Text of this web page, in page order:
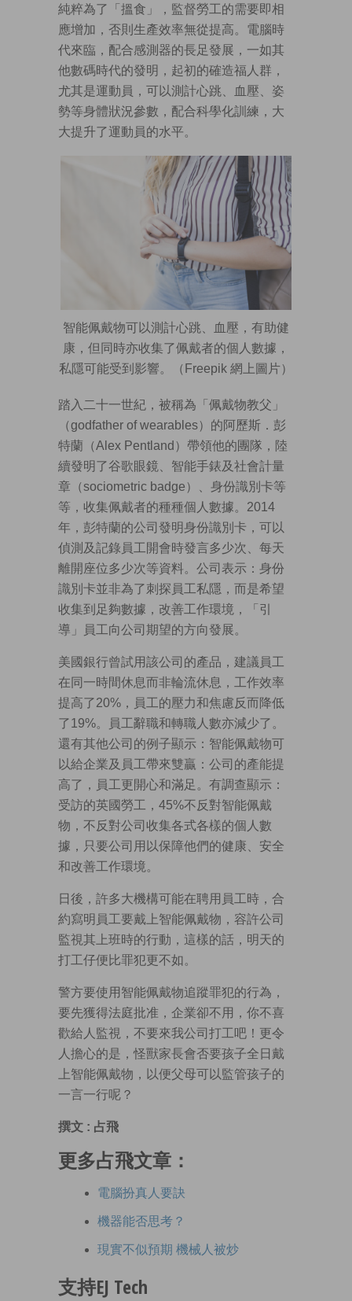
純粹為了「搵食」，監督勞工的需要即相
應增加，否則生產效率無從提高。電腦時
代來臨，配合感測器的長足發展，一如其
他數碼時代的發明，起初的確造福人群，
尤其是運動員，可以測計心跳、血壓、姿
勢等身體狀況參數，配合科學化訓練，大
大提升了運動員的水平。
智能佩戴物可以測計心跳、血壓，有助健
康，但同時亦收集了佩戴者的個人數據，
私隱可能受到影響。（Freepik 網上圖片）
踏入二十一世紀，被稱為「佩戴物教父」
（godfather of wearables）的阿歷斯．彭
特蘭（Alex Pentland）帶領他的團隊，陸
續發明了谷歌眼鏡、智能手錶及社會計量
章（sociometric badge）、身份識別卡等
等，收集佩戴者的種種個人數據。2014
年，彭特蘭的公司發明身份識別卡，可以
偵測及記錄員工開會時發言多少次、每天
離開座位多少次等資料。公司表示：身份
識別卡並非為了刺探員工私隱，而是希望
收集到足夠數據，改善工作環境，「引
導」員工向公司期望的方向發展。
美國銀行曾試用該公司的產品，建議員工
在同一時間休息而非輪流休息，工作效率
提高了20%，員工的壓力和焦慮反而降低
了19%。員工辭職和轉職人數亦減少了。
還有其他公司的例子顯示：智能佩戴物可
以給企業及員工帶來雙贏：公司的產能提
高了，員工更開心和滿足。有調查顯示：
受訪的英國勞工，45%不反對智能佩戴
物，不反對公司收集各式各樣的個人數
據，只要公司用以保障他們的健康、安全
和改善工作環境。
日後，許多大機構可能在聘用員工時，合
約寫明員工要戴上智能佩戴物，容許公司
監視其上班時的行動，這樣的話，明天的
打工仔便比罪犯更不如。
警方要使用智能佩戴物追蹤罪犯的行為，
要先獲得法庭批准，企業卻不用，你不喜
歡給人監視，不要來我公司打工吧！更令
人擔心的是，怪獸家長會否要孩子全日戴
上智能佩戴物，以便父母可以監管孩子的
一言一行呢？
撰文 : 占飛
更多占飛文章：
電腦扮真人要訣
機器能否思考？
現實不似預期 機械人被炒
支持EJ Tech